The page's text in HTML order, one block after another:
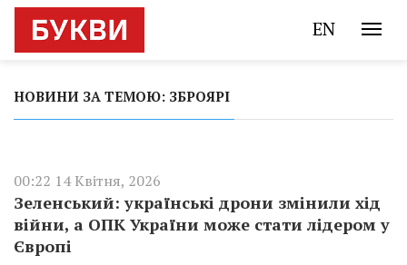
EN
НОВИНИ ЗА ТЕМОЮ: ЗБРОЯРІ
00:22 14 Квітня, 2026
Зеленський: українські дрони змінили хід
війни, а ОПК України може стати лідером у
Європі